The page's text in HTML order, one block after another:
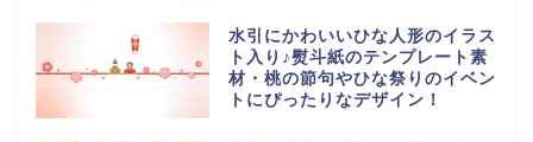
水引にかわいいひな人形のイラス
ト入り♪熨斗紙のテンプレート素
材・桃の節句やひな祭りのイベン
トにぴったりなデザイン！